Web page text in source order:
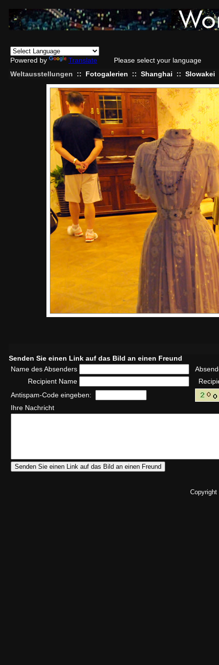
Powered by Translate
Please select your language
Weltausstellungen
:: Fotogalerien :: Shanghai :: Slowakei
Senden Sie einen Link auf das Bild an einen Freund
Name des Absenders
Recipient Name
Antispam-Code eingeben:
Ihre Nachricht